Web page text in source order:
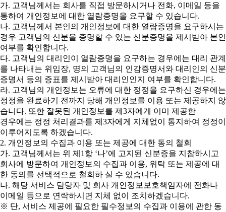
가. 고객님께서는 회사를 직접 방문하시거나 전화, 이메일 등을
통하여 개인정보에 대한 열람증명을 요구할 수 있습니다.
나. 고객님께서 본인의 개인정보에 대한 열람증명을 요구하시는
경우 고객님의 신분을 증명할 수 있는 신분증명을 제시받아 본인
여부를 확인합니다.
다. 고객님의 대리인이 열람증명을 요구하는 경우에는 대리 관계
를 나타내는 위임장, 명의 고객님의 인감증명서와 대리인의 신분
증명서 등의 증표를 제시받아 대리인인지 여부를 확인합니다.
라. 고객님의 개인정보는 오류에 대한 정정을 요구하신 경우에는
정정을 완료하기 전까지 당해 개인정보를 이용 또는 제공하지 않
습니다. 또한 잘못된 개인정보를 제3자에게 이미 제공한
경우에는 정정 처리결과를 제3자에게 지체없이 통지하여 정정이
이루어지도록 하겠습니다.
2. 개인정보의 수집과 이용 또는 제공에 대한 동의 철회
가. 고객님께서는 위 제1항 ‘나’에 고지된 신분증을 지참하시고
회사에 방문하여 개인정보의 수집과 이용, 위탁 또는 제공에 대
한 동의를 선택적으로 철회하 실 수 있습니다.
나. 해당 서비스 담당자 및 회사 개인정보보호책임자에 전화나
이메일 등으로 연락하시면 지체 없이 조치하겠습니다.
※ 단, 서비스 제공에 필요한 필수정보의 수집과 이용에 관한 동